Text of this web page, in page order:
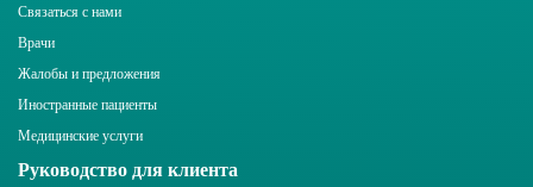
Связаться с нами
Врачи
Жалобы и предложения
Иностранные пациенты
Медицинские услуги
Руководство для клиента